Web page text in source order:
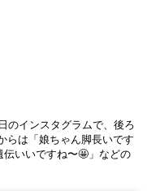
のインスタグラムで、後ろ
らは「娘ちゃん脚長いです
伝いいですね〜🤩」などの